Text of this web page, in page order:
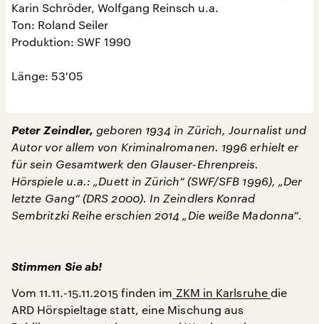
Karin Schröder, Wolfgang Reinsch u.a.
Ton: Roland Seiler
Produktion: SWF 1990
Länge: 53'05
Peter Zeindler, geboren 1934 in Zürich, Journalist und
Autor vor allem von Kriminalromanen. 1996 erhielt er
für sein Gesamtwerk den Glauser-Ehrenpreis.
Hörspiele u.a.: „Duett in Zürich“ (SWF/SFB 1996), „Der
letzte Gang“ (DRS 2000). In Zeindlers Konrad
Sembritzki Reihe erschien 2014 „Die weiße Madonna“.
Stimmen Sie ab!
Vom 11.11.-15.11.2015 finden im ZKM in Karlsruhe die
ARD Hörspieltage statt, eine Mischung aus